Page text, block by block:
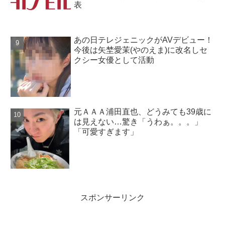
表
あの日テレジェニックがAVデビュー！
今後は矢埜愛茉(やのえま)に改名しセ
クシー女優として活動
元ＡＡＡ浦田直也、どうみても39歳に
は見えない…驚き「うわぁ。。。」
「可愛すぎます」
スポンサーリンク